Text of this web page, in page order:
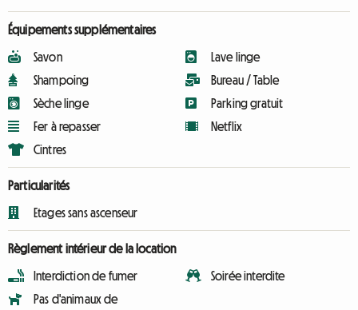
Équipements supplémentaires
Savon
Shampoing
Sèche linge
Fer à repasser
Cintres
Lave linge
Bureau / Table
Parking gratuit
Netflix
Particularités
Etages sans ascenseur
Règlement intérieur de la location
Interdiction de fumer
Pas d'animaux de
Soirée interdite